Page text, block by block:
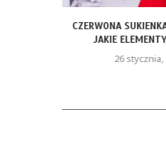
CZERWONA
JAKIE
26 stycznia,